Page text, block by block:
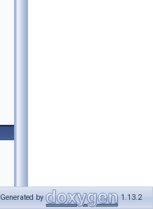
Generated by 1.13.2